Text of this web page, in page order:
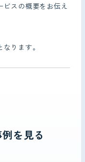
スの概要をお伝え
ります。
を見る